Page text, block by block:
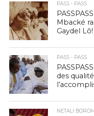
PASS - PASS
Mbacké
Gaydel Lô!
PASS - PASS
des
NETALI